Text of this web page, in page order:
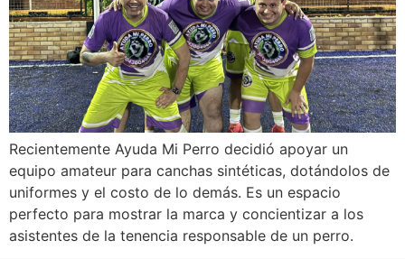
Recientemente Ayuda Mi Perro decidió apoyar un
equipo amateur para canchas sintéticas, dotándolos de
uniformes y el costo de lo demás. Es un espacio
perfecto para mostrar la marca y concientizar a los
asistentes de la tenencia responsable de un perro.